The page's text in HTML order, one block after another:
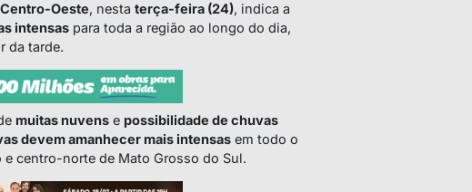
Oeste, nesta terça-feira (24), indica a
intensas para toda a região ao longo do dia,
da tarde.
muitas nuvens e possibilidade de chuvas
devem amanhecer mais intensas em todo o
centro-norte de Mato Grosso do Sul.